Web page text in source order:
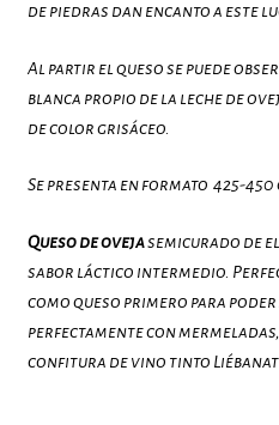
de piedras dan encanto a este
Al partir el queso se puede
blanca propio de la leche de
de color grisáceo.
Se presenta en formato 425-450
Queso de ovejasemicurado de
sabor láctico intermedio.
como queso primero para
perfectamente con
confitura de vino tinto